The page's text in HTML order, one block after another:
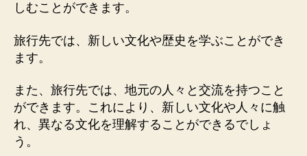
しむことができます。
旅行先では、新しい文化や歴史を学ぶことができ
ます。
また、旅行先では、地元の人々と交流を持つこと
ができます。これにより、新しい文化や人々に触
れ、異なる文化を理解することができるでしょ
う。